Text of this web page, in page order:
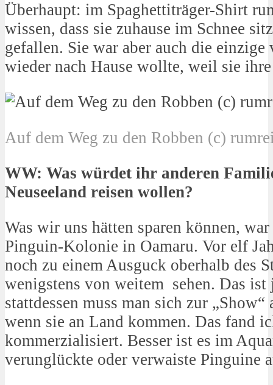
Überhaupt: im Spaghettiträger-Shirt
wissen, dass sie zuhause im Schnee
gefallen. Sie war aber auch die einzige
wieder nach Hause wollte, weil sie
Auf dem Weg zu den Robben (c)
WW: Was würdet ihr anderen
Neuseeland reisen wollen?
Was wir uns hätten sparen können,
Pinguin-Kolonie in Oamaru. Vor elf
noch zu einem Ausguck oberhalb des
wenigstens von weitem sehen. Das ist
stattdessen muss man sich zur
wenn sie an Land kommen. Das fand
kommerzialisiert. Besser ist es im
verunglückte oder verwaiste Pinguine